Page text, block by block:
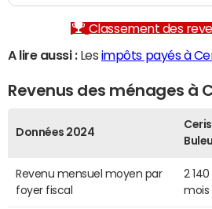
Classement des
A lire aussi :Les impôts payés à
Revenus des ménages à
Données 2024
Revenu mensuel moyen par
foyer fiscal
2
mois